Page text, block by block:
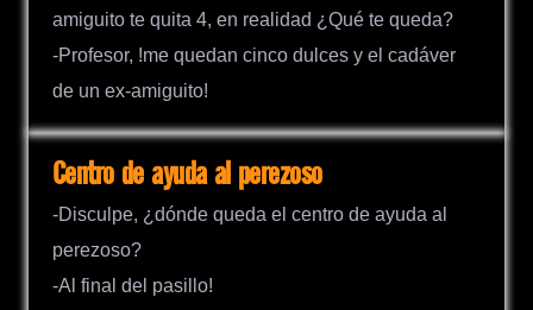
amiguito te quita 4, en realidad ¿Qué te queda?
-Profesor, !me quedan cinco dulces y el cadáver
de un ex-amiguito!
Centro de ayuda al perezoso
-Disculpe, ¿dónde queda el centro de ayuda al
perezoso?
-Al final del pasillo!